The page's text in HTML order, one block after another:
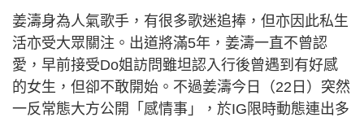
姜濤身為人氣歌手，有很多歌迷追捧，但亦因此私生
活亦受大眾關注。出道將滿5年，姜濤一直不曾認
愛，早前接受Do姐訪問雖坦認入行後曾遇到有好感
的女生，但卻不敢開始。不過姜濤今日（22日）突然
一反常態大方公開「感情事」，於IG限時動態連出多